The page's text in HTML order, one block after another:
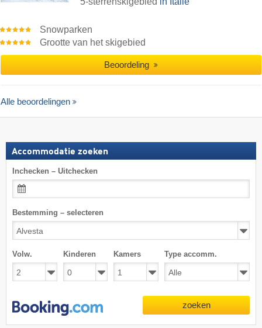
Snowparken
Grootte van het skigebied
Beoordeling
Alle beoordelingen
Accommodatie zoeken
Inchecken – Uitchecken
Bestemming – selecteren
Volw. Kinderen Kamers Type accomm.
zoeken